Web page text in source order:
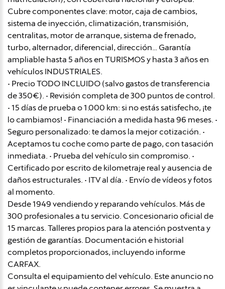
Cubre componentes clave: motor, caja de cambios,
sistema de inyección, climatización, transmisión,
centralitas, motor de arranque, sistema de frenado,
turbo, alternador, diferencial, dirección… Garantía
ampliable hasta 5 años en TURISMOS y hasta 3 años en
vehículos INDUSTRIALES.
• Precio TODO INCLUIDO (salvo gastos de transferencia
de 350€). • Revisión completa de 300 puntos de control.
• 15 días de prueba o 1.000 km: si no estás satisfecho, ¡te
lo cambiamos! • Financiación a medida hasta 96 meses. •
Seguro personalizado: te damos la mejor cotización. •
Aceptamos tu coche como parte de pago, con tasación
inmediata. • Prueba del vehículo sin compromiso. •
Certificado por escrito de kilometraje real y ausencia de
daños estructurales. • ITV al día. • Envío de vídeos y fotos
al momento.
Desde 1949 vendiendo y reparando vehículos. Más de
300 profesionales a tu servicio. Concesionario oficial de
15 marcas. Talleres propios para la atención postventa y
gestión de garantías. Documentación e historial
completos proporcionados, incluyendo informe
CARFAX.
Consulta el equipamiento del vehículo. Este anuncio no